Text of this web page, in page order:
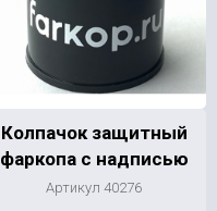
Колпачок защитный
фаркопа с надписью
Артикул 40276